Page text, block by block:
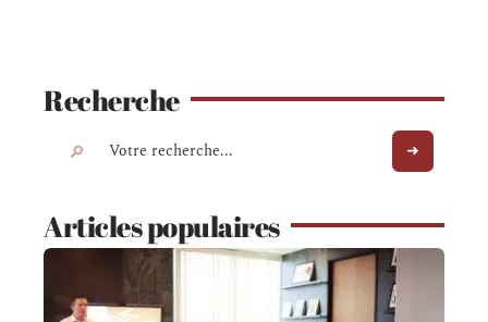
Recherche
Articles populaires